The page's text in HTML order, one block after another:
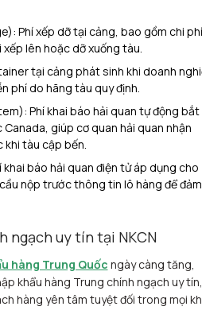
Phí xếp dỡ tại cảng, bao gồm chi phí
lên hoặc dỡ xuống tàu.
tại cảng phát sinh khi doanh
phí do hãng tàu quy định.
Phí khai báo hải quan tự động bắt
giúp cơ quan hải quan nhận
tàu cập bến.
khai báo hải quan điện tử áp dụng cho
nộp trước thông tin lô hàng để đảm
ngạch uy tín tại NKCN
hàng Trung Quốc ngày càng tăng,
khẩu hàng Trung chính ngạch uy tín,
hàng yên tâm tuyệt đối trong mọi